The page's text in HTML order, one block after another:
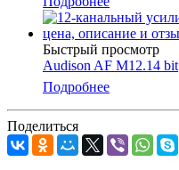
Быстрый просмотр
Audison AF M12.14 bit
Подробнее
Поделиться